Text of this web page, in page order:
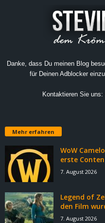
Danke, dass Du meinen Blog
für Deinen Adblocker
Kontaktieren Sie uns:
Mehr erfahren
WoW
erste
7. August 2026
Legend of
den Film
7. August 2026